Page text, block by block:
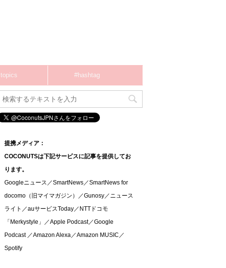
topics #hashtag
提携メディア：
COCONUTSは下記サービスに記事を提供してお
ります。
Googleニュース／SmartNews／SmartNews for
docomo（旧マイマガジン）／Gunosy／ニュース
ライト／auサービスToday／NTTドコモ
「Merkystyle」／Apple Podcast／Google
Podcast ／Amazon Alexa／Amazon MUSIC／
Spotify